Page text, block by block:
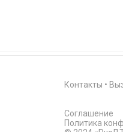
Контакты •
Соглашение
Политика